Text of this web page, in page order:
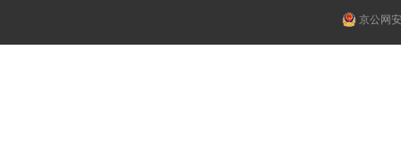
京公网